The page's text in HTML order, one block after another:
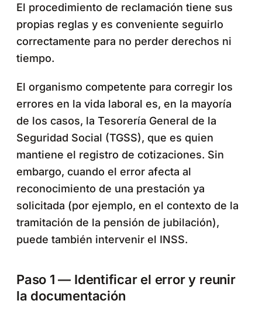
El procedimiento de reclamación tiene sus
propias reglas y es conveniente seguirlo
correctamente para no perder derechos ni
tiempo.
El organismo competente para corregir los
errores en la vida laboral es, en la mayoría
de los casos, la Tesorería General de la
Seguridad Social (TGSS), que es quien
mantiene el registro de cotizaciones. Sin
embargo, cuando el error afecta al
reconocimiento de una prestación ya
solicitada (por ejemplo, en el contexto de la
tramitación de la pensión de jubilación),
puede también intervenir el INSS.
Paso 1 — Identificar el error y reunir
la documentación